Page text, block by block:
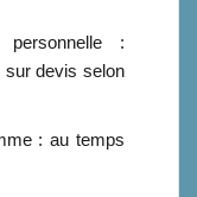
:
sur devis selon
: au temps